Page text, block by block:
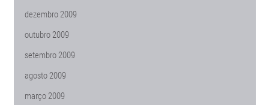
dezembro 2009
outubro 2009
setembro 2009
agosto 2009
março 2009